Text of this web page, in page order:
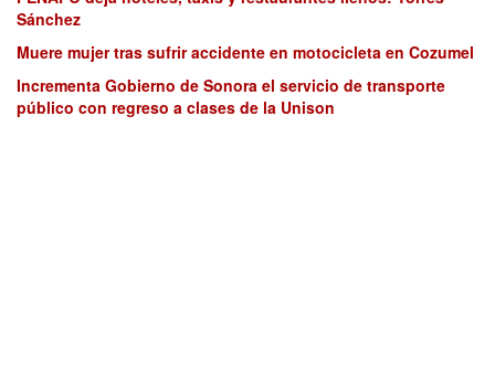
Sánchez
Muere mujer tras sufrir accidente en motocicleta en Cozumel
Incrementa Gobierno de Sonora el servicio de transporte
público con regreso a clases de la Unison